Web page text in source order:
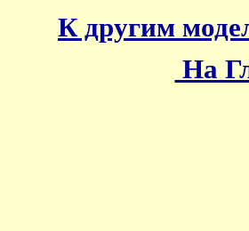
К другим
На